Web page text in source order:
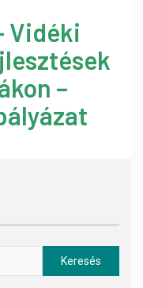
Vidéki
–